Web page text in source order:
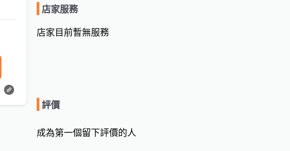
店家服務
店家目前暫無服務
評價
成為第一個留下評價的人